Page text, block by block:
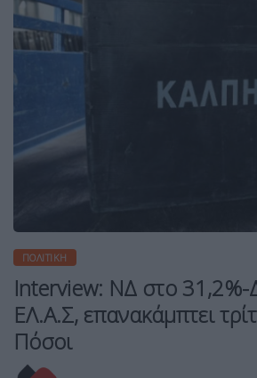
ΠΟΛΙΤΙΚΉ
Interview: ΝΔ στο 31,2%-
ΕΛ.Α.Σ, επανακάμπτει
Πόσοι